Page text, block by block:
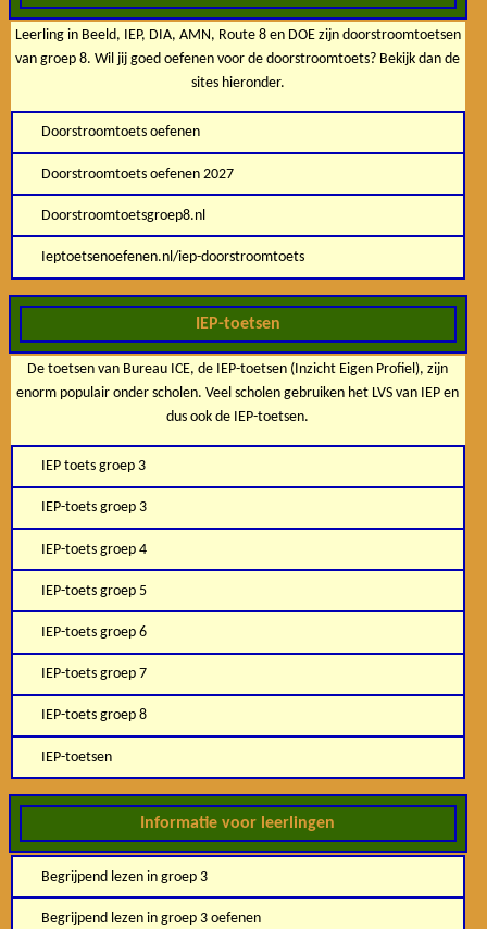
Leerling in Beeld, IEP, DIA, AMN, Route 8 en DOE zijn doorstroomtoetsen
van groep 8. Wil jij goed oefenen voor de doorstroomtoets? Bekijk dan de
sites hieronder.
Doorstroomtoets oefenen
Doorstroomtoets oefenen 2027
Doorstroomtoetsgroep8.nl
Ieptoetsenoefenen.nl/iep-doorstroomtoets
IEP-toetsen
De toetsen van Bureau ICE, de IEP-toetsen (Inzicht Eigen Profiel), zijn
enorm populair onder scholen. Veel scholen gebruiken het LVS van IEP en
dus ook de IEP-toetsen.
IEP toets groep 3
IEP-toets groep 3
IEP-toets groep 4
IEP-toets groep 5
IEP-toets groep 6
IEP-toets groep 7
IEP-toets groep 8
IEP-toetsen
Informatie voor leerlingen
Begrijpend lezen in groep 3
Begrijpend lezen in groep 3 oefenen